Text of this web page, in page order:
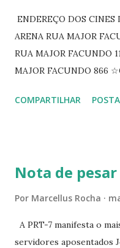
ENDEREÇO DOS
ARENA RUA MAJOR
RUA MAJOR FACUNDO
MAJOR FACUNDO 866
PEIXOTO 1307 ☆CINE
☆CINE VIP CLUBE RUA
COMPARTILHAR
Nota de pesar
Por Marcellus Rocha
A PRT-7 manifesta o
servidores aposentados